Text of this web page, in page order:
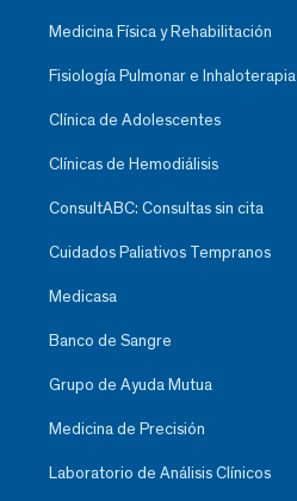
Medicina Física y Rehabilitación
Fisiología Pulmonar e Inhaloterapia
Clínica de Adolescentes
Clínicas de Hemodiálisis
ConsultABC: Consultas sin cita
Cuidados Paliativos Tempranos
Medicasa
Banco de Sangre
Grupo de Ayuda Mutua
Medicina de Precisión
Laboratorio de Análisis Clínicos